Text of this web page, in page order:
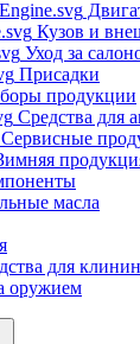
Кузов и
Уход за
Присадки
продукции
Средства для
Сервисные
масла
для
оружием